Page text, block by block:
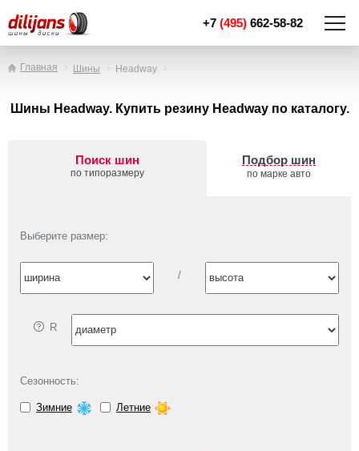
+7 (495) 662-58-82
Главная Шины Headway
Шины Headway. Купить резину Headway по каталогу.
Поиск шин
по типоразмеру
Подбор шин
по марке авто
Выберите размер:
/
R
Сезонность:
Зимние Летние